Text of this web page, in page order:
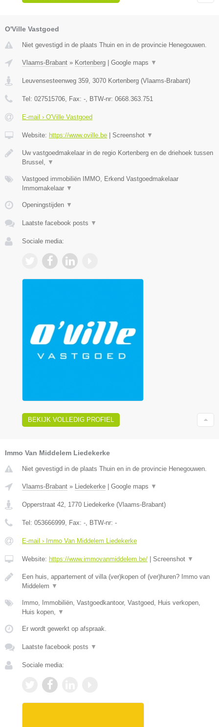
O'Ville Vastgoed
Niet gevestigd in de plaats Thuin en in de provincie Henegouwen.
Vlaams-Brabant » Kortenberg Google maps ▼
Leuvensesteenweg 359, 3070 Kortenberg (Vlaams-Brabant)
Tel: 027515706, Fax: -, BTW-nr: 0668.363.751
E-mail › O'Ville Vastgoed
Website: https://www.oville.be Screenshot ▼
Uw vastgoedmakelaar in de regio Kortenberg en de driehoek tussen
Brussel, ▼
Vastgoed immobiliën IMMO, Erkend Vastgoedmakelaar
Immomakelaar ▼
Openingstijden ▼
Laatste facebook posts ▼
Sociale media:
BEKIJK VOLLEDIG PROFIEL
Immo Van Middelem Liedekerke
Niet gevestigd in de plaats Thuin en in de provincie Henegouwen.
Vlaams-Brabant » Liedekerke Google maps ▼
Opperstraat 42 1770 Liedekerke (Vlaams-Brabant)
Tel: 053666999 , Fax: - , BTW-nr: -
E-mail › Immo Van Middelem Liedekerke
Website: https://www.immovanmiddelem.be/ Screenshot ▼
Een huis, appartement of villa (ver)kopen of (ver)huren? Immo van
Middelem ▼
Immo, Immobiliën, Vastgoedkantoor, Vastgoed, Huis verkopen,
Huis kopen,
▼
Er wordt gewerkt op afspraak.
Laatste facebook posts ▼
Sociale media: